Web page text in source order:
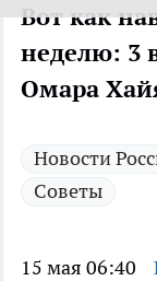
Вот как
неделю: 3
Омара
Новости
Советы
15 мая 06:40